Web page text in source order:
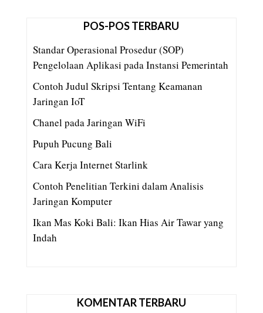
POS-POS TERBARU
Standar Operasional Prosedur (SOP)
Pengelolaan Aplikasi pada Instansi Pemerintah
Contoh Judul Skripsi Tentang Keamanan
Jaringan IoT
Chanel pada Jaringan WiFi
Pupuh Pucung Bali
Cara Kerja Internet Starlink
Contoh Penelitian Terkini dalam Analisis
Jaringan Komputer
Ikan Mas Koki Bali: Ikan Hias Air Tawar yang
Indah
KOMENTAR TERBARU